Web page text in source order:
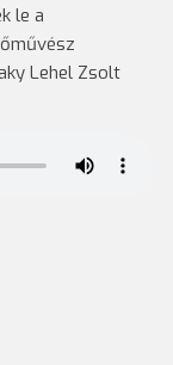
le a
Lehel Zsolt